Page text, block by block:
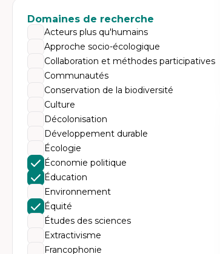
Domaines de recherche
Acteurs plus qu'humains
Approche socio-écologique
Collaboration et méthodes participatives
Communautés
Conservation de la biodiversité
Culture
Décolonisation
Développement durable
Écologie
Économie politique
Éducation
Environnement
Équité
Études des sciences
Extractivisme
Francophonie